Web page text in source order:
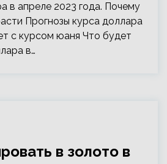
в апреле 2023 года. Почему
Прогнозы курса доллара
с курсом юаня Что будет
в…
в золото в